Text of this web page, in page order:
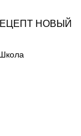
НОВЫЙ